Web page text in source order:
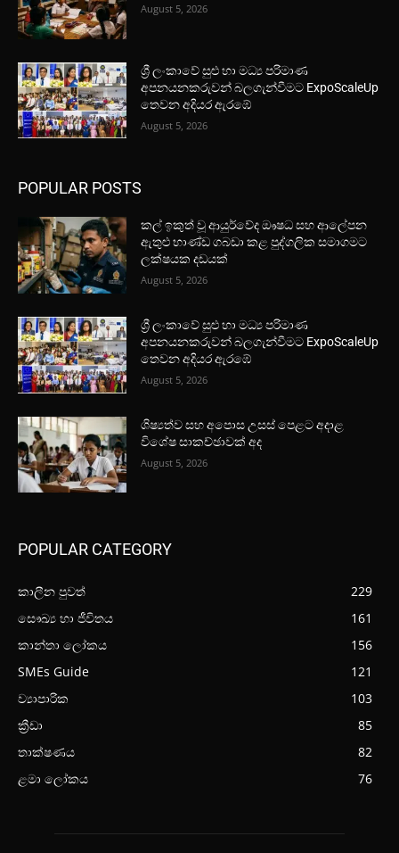
August 5, 2026
ශ්‍රී ලංකාවේ සුළු හා මධ්‍ය පරිමාණ
අපනයනකරුවන් බලගැන්වීමට ExpoScaleUp
තෙවන අදියර ඇරඹේ
August 5, 2026
POPULAR POSTS
කල් ඉකුත් වූ ආයුර්වේද ඖෂධ සහ ආලේපන
ඇතුළු භාණ්ඩ ගබඩා කළ පුද්ගලික සමාගමට
ලක්ෂයක දඩයක්
August 5, 2026
ශ්‍රී ලංකාවේ සුළු හා මධ්‍ය පරිමාණ
අපනයනකරුවන් බලගැන්වීමට ExpoScaleUp
තෙවන අදියර ඇරඹේ
August 5, 2026
ශිෂ්‍යත්ව සහ අපොස උසස් පෙළට අදාළ
විශේෂ සාකච්ඡාවක් අද
August 5, 2026
POPULAR CATEGORY
කාලීන පුවත්
229
සෞඛ්‍ය හා ජීවිතය
161
කාන්තා ලෝකය
156
SMEs Guide
121
ව්‍යාපාරික
103
ක්‍රීඩා
85
තාක්ෂණය
82
ළමා ලෝකය
76